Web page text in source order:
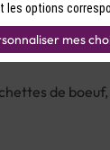
de
options
mes